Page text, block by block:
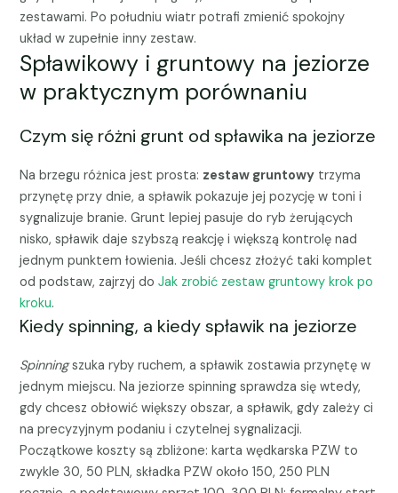
zestawami. Po południu wiatr potrafi zmienić spokojny
układ w zupełnie inny zestaw.
Spławikowy i gruntowy na jeziorze
w praktycznym porównaniu
Czym się różni grunt od spławika na jeziorze
Na brzegu różnica jest prosta: zestaw gruntowy trzyma
przynętę przy dnie, a spławik pokazuje jej pozycję w toni i
sygnalizuje branie. Grunt lepiej pasuje do ryb żerujących
nisko, spławik daje szybszą reakcję i większą kontrolę nad
jednym punktem łowienia. Jeśli chcesz złożyć taki komplet
od podstaw, zajrzyj doJak zrobić zestaw gruntowy krok po
kroku.
Kiedy spinning, a kiedy spławik na jeziorze
Spinningszuka ryby ruchem, a spławik zostawia przynętę w
jednym miejscu. Na jeziorze spinning sprawdza się wtedy,
gdy chcesz obłowić większy obszar, a spławik, gdy zależy ci
na precyzyjnym podaniu i czytelnej sygnalizacji.
Początkowe koszty są zbliżone: karta wędkarska PZW to
zwykle 30, 50 PLN, składka PZW około 150, 250 PLN